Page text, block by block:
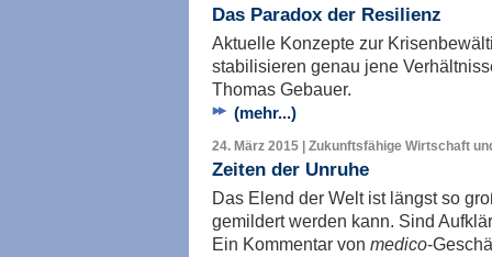
Das Paradox der Resilienz
Aktuelle Konzepte zur
stabilisieren genau jene
Thomas Gebauer.
(mehr...)
24. März 2015 | Zukunftsfähige Wirtschaft
Zeiten der Unruhe
Das Elend der Welt ist längst so
gemildert werden kann. Sind
Ein Kommentar von medico-